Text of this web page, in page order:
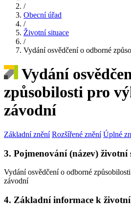
/
Obecní úřad
/
Životní situace
/
Vydání osvědčení o odborné
Vydání
způsobilosti pro
závodní
Základní znění Rozšířené znění Úplné
3. Pojmenování (název) životní
Vydání osvědčení o odborné
závodní
4. Základní informace k